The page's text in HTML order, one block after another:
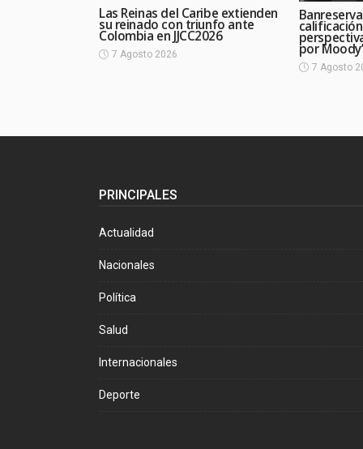
Las Reinas del Caribe extienden
su reinado con triunfo ante
Colombia en JJCC2026
7 Agosto 2026 por
7 Agosto
PRINCIPALES
Actualidad
Nacionales
Política
Salud
Internacionales
Deporte